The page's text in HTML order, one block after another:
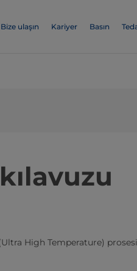
Bize ulaşın Kariyer Basın
High Temperature)